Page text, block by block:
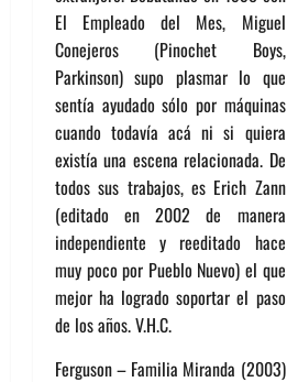
El Empleado del Mes, Miguel
Conejeros (Pinochet Boys,
Parkinson) supo plasmar lo que
sentía ayudado sólo por máquinas
cuando todavía acá ni si quiera
existía una escena relacionada. De
todos sus trabajos, es Erich Zann
(editado en 2002 de manera
independiente y reeditado hace
muy poco por Pueblo Nuevo) el que
mejor ha logrado soportar el paso
de los años. V.H.C.
Ferguson – Familia Miranda (2003)